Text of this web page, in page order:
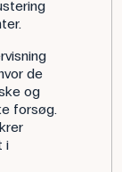
de
og
forsøg.
i